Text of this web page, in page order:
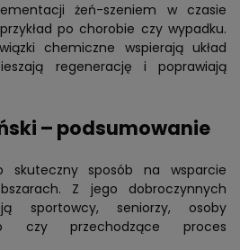
żeń-szeniem w czasie
po chorobie czy wypadku.
chemiczne wspierają układ
regenerację i poprawiają
– podsumowanie
skuteczny sposób na wsparcie
Z jego dobroczynnych
sportowcy, seniorzy, osoby
czy przechodzące proces